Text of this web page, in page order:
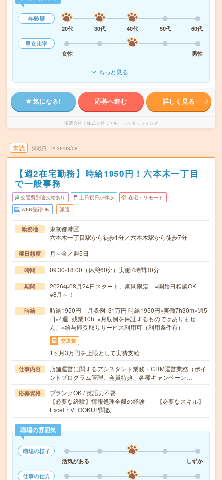
年齢層
20代
30代 40代 50代
60代
男女比率
女性
男性
もっと見る
気になる! 応募へ進む 詳しく見る
派遣会社 株式会社リクルートスタッフィング
未読 掲載日 2026/08/08
【週2在宅勤務】時給1950円！六本木一丁目
で一般事務
交通費別途支給あり 土日祝日が休み 在宅・リモート
WEB登録OK 派遣
勤務地
東京都港区
六本木一丁目駅から徒歩1分／六本木駅から徒歩7分
曜日頻度 月～金／週5日
時間 09:30-18:00（休憩60分）実働7時間30分
期間
2026年08月24日スタート、期間限定 ※開始日相談OK
※8月～！
時給
時給1950円 月収例 31万円 時給1950円×実働7h30m×週5
日×4週+残業10h ※月収例を保証するものではありませ
ん。※給与即受取りサービス利用可（利用条件有）
交通費
1ヶ月3万円を上限として実費支給
仕事内容
店舗運営に関するアシスタント業務・CRM運営業務（ポイ
ントプログラム管理、会員特典、各種キャンペーン…
応募資格
ブランクOK / 英語力不要
【必要な経験】情報処理全般の経験 【必要なスキル】
Excel：VLOOKUP関数
職場の雰囲気
職場の様子
活気がある
しずか
仕事の仕方